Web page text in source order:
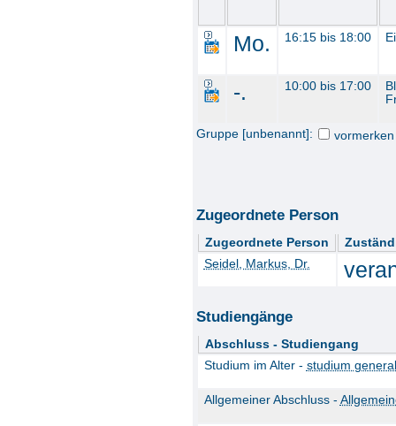
Mo. 16:15 bis 18:00
-. 10:00 bis 17:00
Gruppe [unbenannt]: vormerken
Zugeordnete Person
Zugeordnete Person
Seidel, Markus, Dr.
Studiengänge
Abschluss - Studiengang
Studium im Alter - studium
Allgemeiner Abschluss -